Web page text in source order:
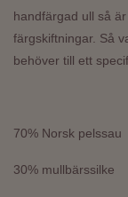
handfärgad ull så
färgskiftningar. Så
behöver till ett
70% Norsk pelssau
30% mullbärssilke